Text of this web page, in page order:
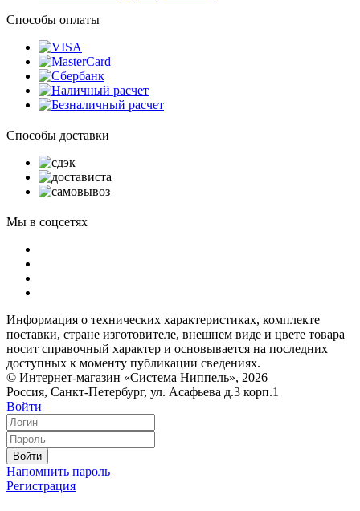
Способы оплаты
Способы доставки
Мы в соцсетях
Информация о технических характеристиках, комплекте
поставки, стране изготовителе, внешнем виде и цвете товара
носит справочный характер и основывается на последних
доступных к моменту публикации сведениях.
© Интернет-магазин «Система Ниппель», 2026
Россия, Санкт-Петербург, ул. Асафьева д.3 корп.1
Войти
Войти
Напомнить пароль
Регистрация